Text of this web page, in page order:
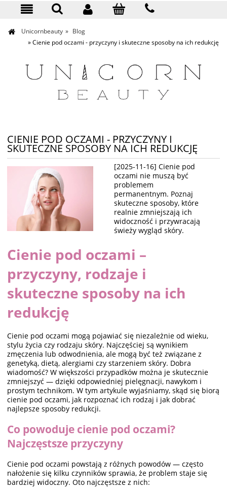
Unicornbeauty » Blog
»Cienie pod oczami - przyczyny i skuteczne sposoby na ich redukcję
CIENIE POD OCZAMI - PRZYCZYNY I
SKUTECZNE SPOSOBY NA ICH REDUKCJĘ
[2025-11-16] Cienie pod
oczami nie muszą być
problemem
permanentnym. Poznaj
skuteczne sposoby, które
realnie zmniejszają ich
widoczność i przywracają
świeży wygląd skóry.
Cienie pod oczami –
przyczyny, rodzaje i
skuteczne sposoby na ich
redukcję
Cienie pod oczami mogą pojawiać się niezależnie od wieku,
stylu życia czy rodzaju skóry. Najczęściej są wynikiem
zmęczenia lub odwodnienia, ale mogą być też związane z
genetyką, dietą, alergiami czy starzeniem skóry. Dobra
wiadomość? W większości przypadków można je skutecznie
zmniejszyć — dzięki odpowiedniej pielęgnacji, nawykom i
prostym technikom. W tym artykule wyjaśniamy, skąd się biorą
cienie pod oczami, jak rozpoznać ich rodzaj i jak dobrać
najlepsze sposoby redukcji.
Co powoduje cienie pod oczami?
Najczęstsze przyczyny
Cienie pod oczami powstają z różnych powodów — często
nałożenie się kilku czynników sprawia, że problem staje się
bardziej widoczny. Oto najczęstsze z nich: